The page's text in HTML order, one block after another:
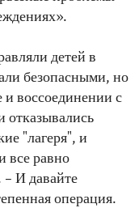
детей в
безопасными, но
и воссоединении с
отказывались
"лагеря", и
все равно
– И давайте
операция.